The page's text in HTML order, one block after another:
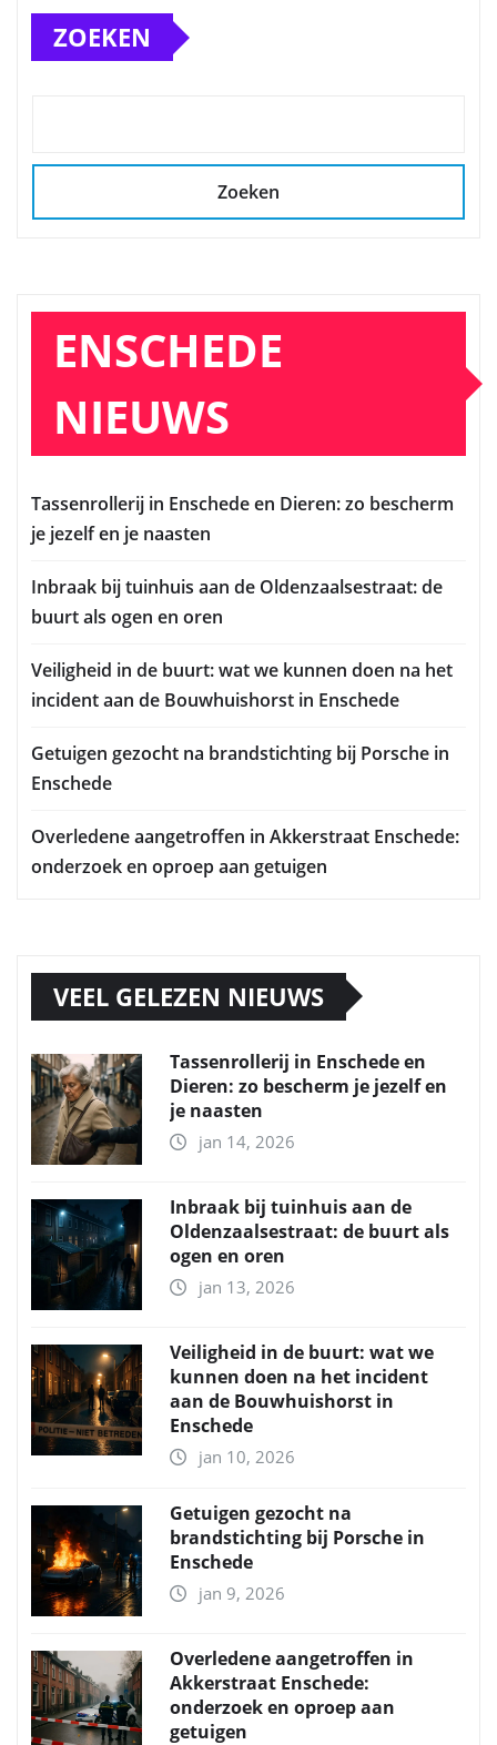
ZOEKEN
Zoeken
ENSCHEDE
NIEUWS
Tassenrollerij in Enschede en Dieren: zo bescherm
je jezelf en je naasten
Inbraak bij tuinhuis aan de Oldenzaalsestraat: de
buurt als ogen en oren
Veiligheid in de buurt: wat we kunnen doen na het
incident aan de Bouwhuishorst in Enschede
Getuigen gezocht na brandstichting bij Porsche in
Enschede
Overledene aangetroffen in Akkerstraat Enschede:
onderzoek en oproep aan getuigen
VEEL GELEZEN NIEUWS
Tassenrollerij in Enschede en
Dieren: zo bescherm je jezelf en
je naasten
jan 14, 2026
Inbraak bij tuinhuis aan de
Oldenzaalsestraat: de buurt als
ogen en oren
jan 13, 2026
Veiligheid in de buurt: wat we
kunnen doen na het incident
aan de Bouwhuishorst in
Enschede
jan 10, 2026
Getuigen gezocht na
brandstichting bij Porsche in
Enschede
jan 9, 2026
Overledene aangetroffen in
Akkerstraat Enschede:
onderzoek en oproep aan
getuigen